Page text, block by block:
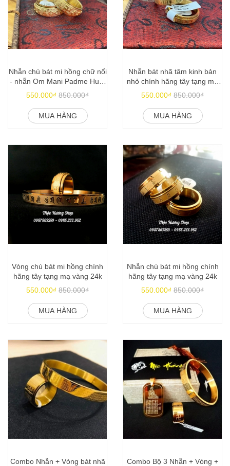
Nhẫn chú bát mi hồng chữ nổi
- nhẫn Om Mani Padme Hum
mạ vàng 24k
550.000₫ 850.000₫
MUA HÀNG
Nhẫn bát nhã tâm kinh bản
nhỏ chính hãng tây tạng mạ
vàng 24k
550.000₫ 850.000₫
MUA HÀNG
Vòng chú bát mi hồng chính
hãng tây tạng mạ vàng 24k
550.000₫ 850.000₫
MUA HÀNG
Nhẫn chú bát mi hồng chính
hãng tây tạng mạ vàng 24k
550.000₫ 850.000₫
MUA HÀNG
Combo Nhẫn + Vòng bát nhã
Combo Bộ 3 Nhẫn + Vòng +